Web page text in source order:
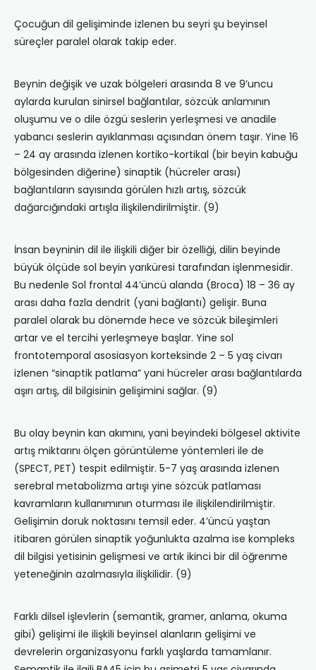
Çocuğun dil gelişiminde izlenen bu seyri şu beyinsel
süreçler paralel olarak takip eder.
Beynin değişik ve uzak bölgeleri arasında 8 ve 9’uncu
aylarda kurulan sinirsel bağlantılar, sözcük anlamının
oluşumu ve o dile özgü seslerin yerleşmesi ve anadile
yabancı seslerin ayıklanması açısından önem taşır. Yine 16
– 24 ay arasında izlenen kortiko-kortikal (bir beyin kabuğu
bölgesinden diğerine) sinaptik (hücreler arası)
bağlantıların sayısında görülen hızlı artış, sözcük
dağarcığındaki artışla ilişkilendirilmiştir. (9)
İnsan beyninin dil ile ilişkili diğer bir özelliği, dilin beyinde
büyük ölçüde sol beyin yarıküresi tarafından işlenmesidir.
Bu nedenle Sol frontal 44’üncü alanda (Broca) 18 – 36 ay
arası daha fazla dendrit (yani bağlantı) gelişir. Buna
paralel olarak bu dönemde hece ve sözcük bileşimleri
artar ve el tercihi yerleşmeye başlar. Yine sol
frontotemporal asosiasyon korteksinde 2 – 5 yaş civarı
izlenen “sinaptik patlama” yani hücreler arası bağlantılarda
aşırı artış, dil bilgisinin gelişimini sağlar. (9)
Bu olay beynin kan akımını, yani beyindeki bölgesel aktivite
artış miktarını ölçen görüntüleme yöntemleri ile de
(SPECT, PET) tespit edilmiştir. 5-7 yaş arasında izlenen
serebral metabolizma artışı yine sözcük patlaması
kavramların kullanımının oturması ile ilişkilendirilmiştir.
Gelişimin doruk noktasını temsil eder. 4’üncü yaştan
itibaren görülen sinaptik yoğunlukta azalma ise kompleks
dil bilgisi yetisinin gelişmesi ve artık ikinci bir dil öğrenme
yeteneğinin azalmasıyla ilişkilidir. (9)
Farklı dilsel işlevlerin (semantik, gramer, anlama, okuma
gibi) gelişimi ile ilişkili beyinsel alanların gelişimi ve
devrelerin organizasyonu farklı yaşlarda tamamlanır.